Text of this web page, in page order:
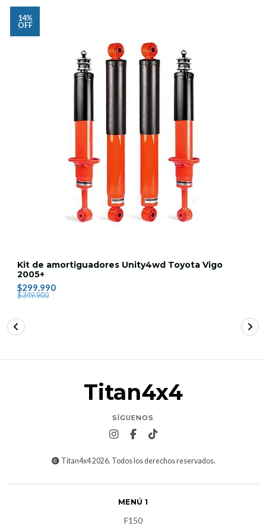
14%
OFF
Kit de amortiguadores Unity4wd Toyota Vigo
2005+
$299.990
$349.900
Titan4x4
SÍGUENOS
Titan4x4 2026. Todos los derechos reservados.
MENÚ 1
F150